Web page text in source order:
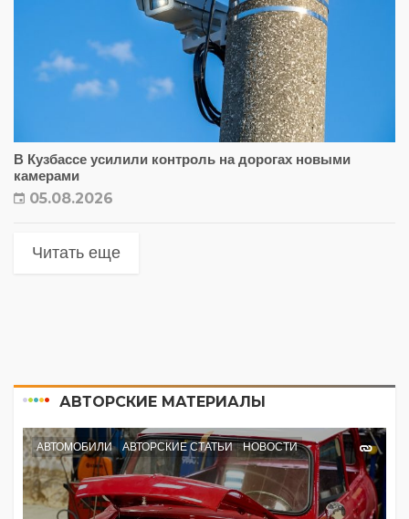
В Кузбассе усилили контроль на дорогах новыми
камерами
05.08.2026
Читать еще
АВТОРСКИЕ МАТЕРИАЛЫ
АВТОМОБИЛИ АВТОРСКИЕ СТАТЬИ НОВОСТИ